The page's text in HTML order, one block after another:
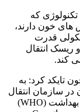
که
های خون دارند،
قدرت
ریسک انتقال
کند.
تایکد کرد: به
سازمان انتقال
خون است که مطابق با گزارش سازمان جهانی بهداشت (WHO)